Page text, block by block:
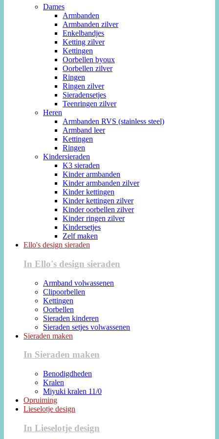
Dames
Armbanden
Armbanden zilver
Enkelbandjes
Ketting zilver
Kettingen
Oorbellen byoux
Oorbellen zilver
Ringen
Ringen zilver
Sieradensetjes
Teenringen zilver
Heren
Armbanden RVS (stainless steel)
Armband leer
Kettingen
Ringen
Kindersieraden
K3 sieraden
Kinder armbanden
Kinder armbanden zilver
Kinder kettingen
Kinder kettingen zilver
Kinder oorbellen zilver
Kinder ringen zilver
Kindersetjes
Zelf maken
Ello's design sieraden
In Ello's design sieraden
Armband volwassenen
Clipoorbellen
Kettingen
Oorbellen
Sieraden kinderen
Sieraden setjes volwassenen
Sieraden maken
In Sieraden maken
Benodigdheden
Kralen
Miyuki kralen 11/0
Opruiming
Lieselotje design
In Lieselotje design